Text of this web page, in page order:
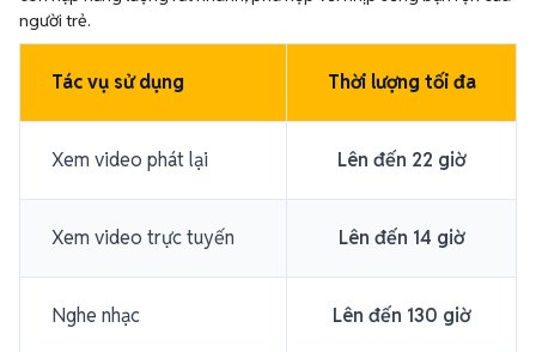
người trẻ.
Tác vụ sử dụng Thời lượng tối đa
Xem video phát lại Lên đến 22 giờ
Xem video trực tuyến Lên đến 14 giờ
Nghe nhạc Lên đến 130 giờ